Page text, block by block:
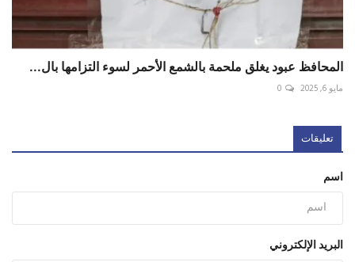
المحافظ عبود يغلق ملحمة بالشمع الأحمر لسوء التزامها بال...
مايو 6, 2025 0
تعليقات
اسم
البريد الإلكتروني